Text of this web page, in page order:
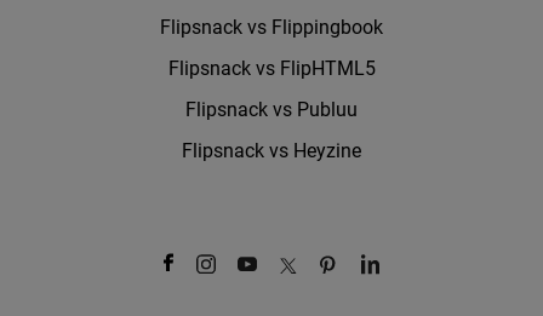
Flipsnack vs Flippingbook
Flipsnack vs FlipHTML5
Flipsnack vs Publuu
Flipsnack vs Heyzine